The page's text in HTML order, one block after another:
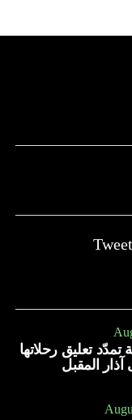
تمدّد تعليق رحلاتها
المقبل